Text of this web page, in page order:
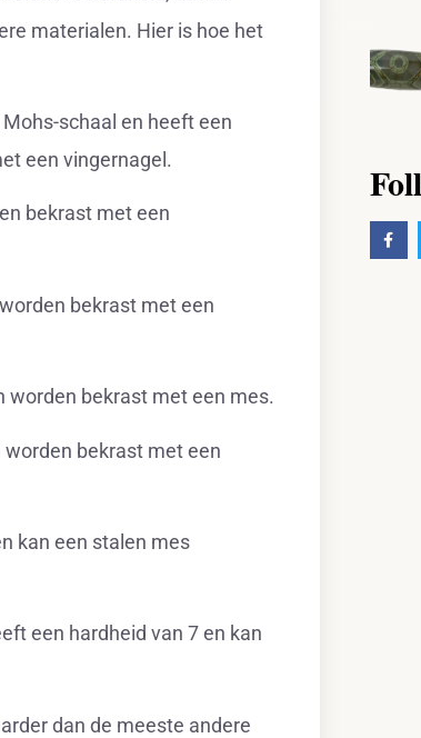
materialen. Hier is hoe het
schaal en heeft een
een vingernagel.
bekrast met een
bekrast met een
worden bekrast met een mes.
bekrast met een
kan een stalen mes
een hardheid van 7 en kan
dan de meeste andere